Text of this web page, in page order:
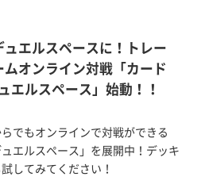
エルスペースに！トレー
オンライン対戦「カード
エルスペース」始動！！
でもオンラインで対戦ができる
エルスペース」を展開中！デッキ
してみてください！